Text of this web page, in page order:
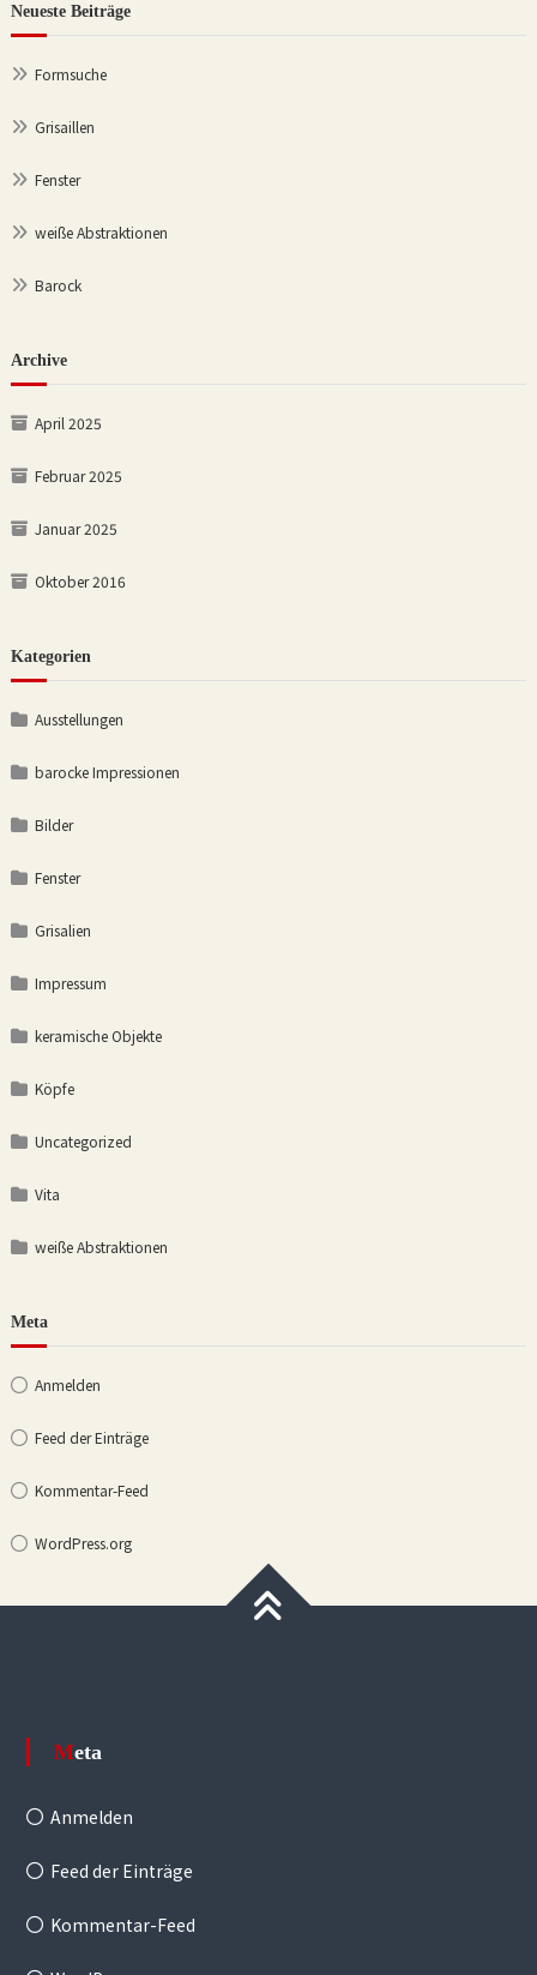
Neueste Beiträge
Formsuche
Grisaillen
Fenster
weiße Abstraktionen
Barock
Archive
April 2025
Februar 2025
Januar 2025
Oktober 2016
Kategorien
Ausstellungen
barocke Impressionen
Bilder
Fenster
Grisalien
Impressum
keramische Objekte
Köpfe
Uncategorized
Vita
weiße Abstraktionen
Meta
Anmelden
Feed der Einträge
Kommentar-Feed
WordPress.org
Meta
Anmelden
Feed der Einträge
Kommentar-Feed